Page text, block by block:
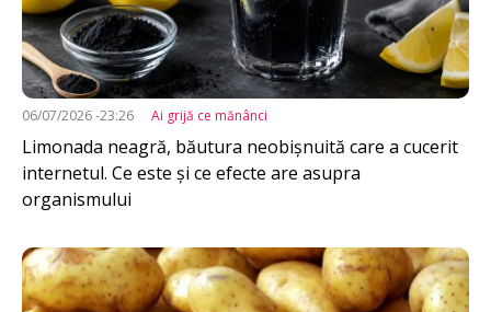
06/07/2026 -23:26 Ai grijă ce mănânci
Limonada neagră, băutura neobișnuită care a cucerit
internetul. Ce este și ce efecte are asupra
organismului
Imagine